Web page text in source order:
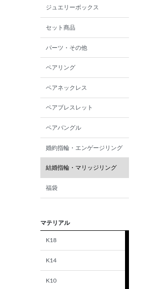
ジュエリーボックス
セット商品
パーツ・その他
ペアリング
ペアネックレス
ペアブレスレット
ペアバングル
婚約指輪・エンゲージリング
結婚指輪・マリッジリング
福袋
マテリアル
K18
K14
K10